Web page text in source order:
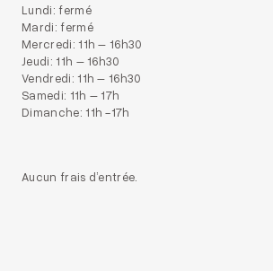
Lundi: fermé
Mardi: fermé
Mercredi: 11h – 16h30
Jeudi: 11h – 16h30
Vendredi: 11h – 16h30
Samedi: 11h – 17h
Dimanche: 11h -17h
Aucun frais d’entrée.